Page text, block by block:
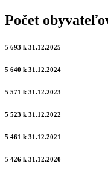
Počet
5 693 k 31.12.2025
5 640 k 31.12.2024
5 571 k 31.12.2023
5 523 k 31.12.2022
5 461 k 31.12.2021
5 426 k 31.12.2020